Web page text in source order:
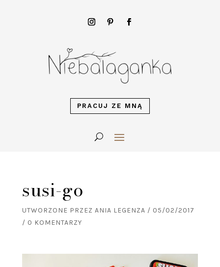
PRACUJ ZE MNĄ
susi-go
UTWORZONE PRZEZ ANIA LEGENZA / 05/02/2017
/ 0 KOMENTARZY